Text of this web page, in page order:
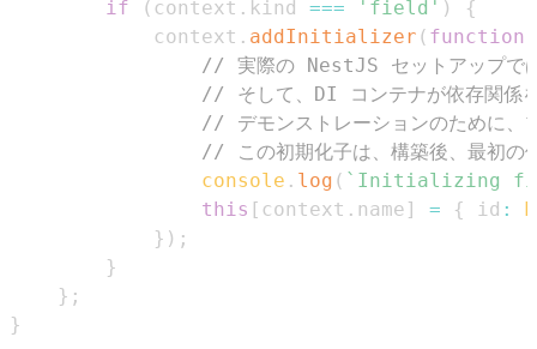
if
( context . kind === 'field' )
{
            context
. addInitializer ( function
// 実際の NestJS セットアップで
// そして、DI コンテナが依存関係
// デモンストレーションのために、
// この初期化子は、構築後、最初の
console . log ( ` Initializing
this [ context . name ] = { id :
} ) ;
}
} ;
}